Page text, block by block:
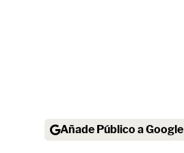
Añade Público a Google